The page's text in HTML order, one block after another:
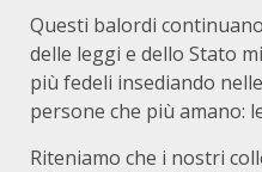
Questi balordi
delle leggi e dello Stato
più fedeli insediando
persone che più amano:
Riteniamo che i nostri